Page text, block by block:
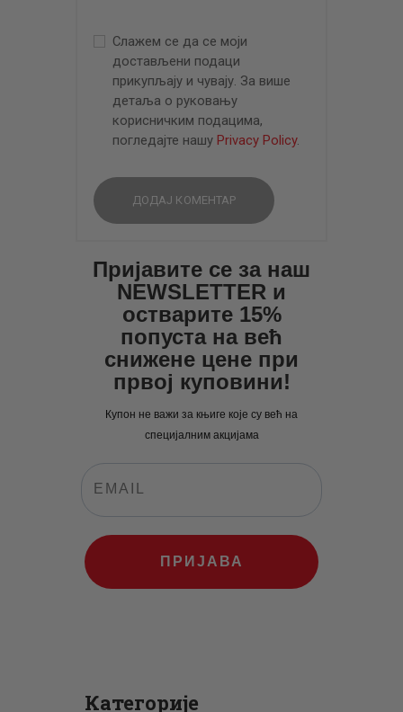
Слажем се да се моји
достављени подаци
прикупљају и чувају. За више
детаља о руковању
корисничким подацима,
погледајте нашу Privacy Policy.
Пријавите се за наш
NEWSLETTER и
остварите 15%
попуста на већ
снижене цене при
првој куповини!
Купон не важи за књиге које су већ на
специјалним акцијама
ПРИЈАВА
Категорије